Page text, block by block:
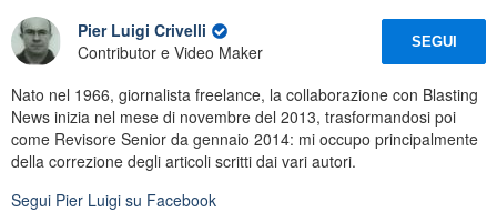
Pier Luigi Crivelli
Contributor e Video Maker
SEGUI
Nato nel 1966, giornalista freelance, la collaborazione con Blasting
News inizia nel mese di novembre del 2013, trasformandosi poi
come Revisore Senior da gennaio 2014: mi occupo principalmente
della correzione degli articoli scritti dai vari autori.
Segui Pier Luigi su Facebook